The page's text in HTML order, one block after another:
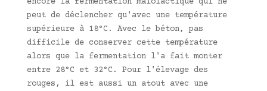
peut de déclencher qu'avec une température
supérieure à 18°C. Avec le béton, pas
difficile de conserver cette température
alors que la fermentation l'a fait monter
entre 28°C et 32°C. Pour l'élevage des
rouges, il est aussi un atout avec une